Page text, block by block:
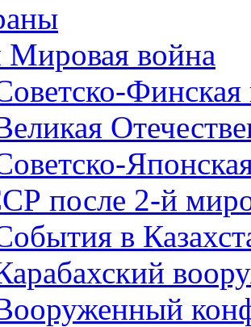
Мировая война
после 2-й
в